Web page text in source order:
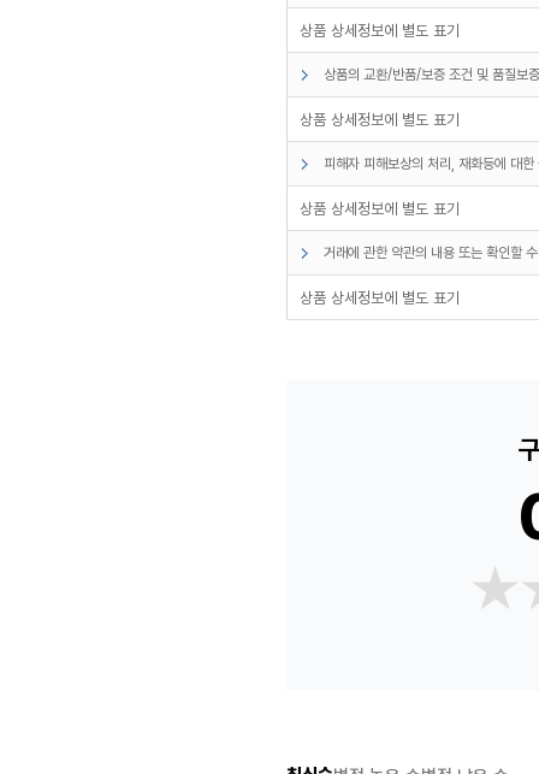
상품 상세정보에 별도 표기
상품의 교환/반품/보증 조건 및 품질보
상품 상세정보에 별도 표기
피해자 피해보상의 처리, 재화등에 대
상품 상세정보에 별도 표기
거래에 관한 약관의 내용 또는 확인할
상품 상세정보에 별도 표기